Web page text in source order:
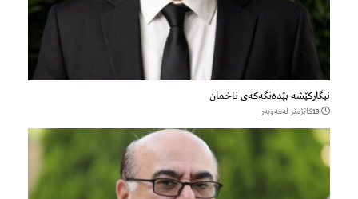
نیگارکێشە بێدەنگەکەی ناخمان
13كاتژمێر لەمەوبەر